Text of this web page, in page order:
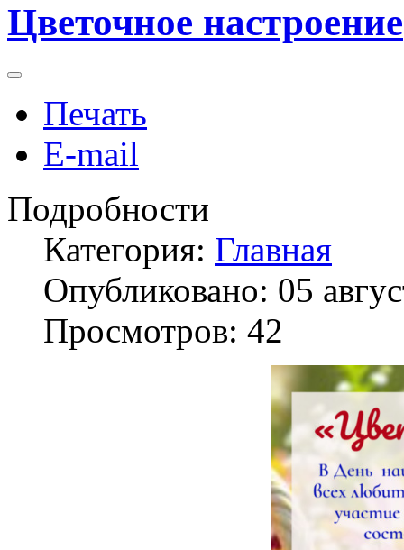
Цветочное настроение
Печать
E-mail
Подробности
Категория: Главная
Опубликовано: 05
Просмотров: 42